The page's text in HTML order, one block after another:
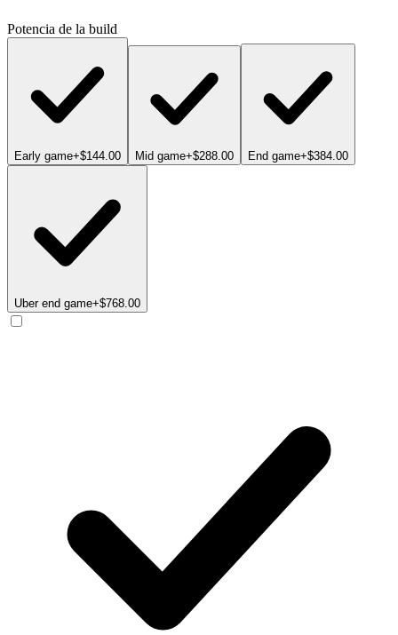
Potencia de la build
Early game+$144.00 Mid game+$288.00 End game+$384.00
Uber end game+$768.00